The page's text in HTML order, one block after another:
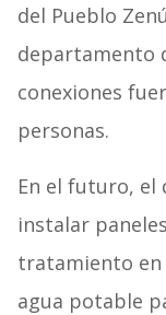
del Pueblo
departamento
conexiones
personas.
En el futuro, el
instalar
tratamiento en
agua potable